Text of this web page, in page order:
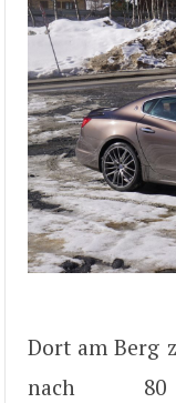
Dort am Berg
nach 80